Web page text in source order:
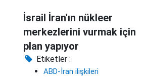
İsrail İran'ın nükleer
merkezlerini vurmak için
plan yapıyor
Etiketler :
ABD-İran ilişkileri